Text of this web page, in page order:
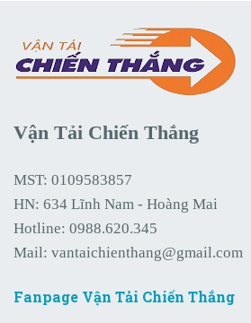
Vận Tải Chiến Thắng
MST: 0109583857
HN: 634 Lĩnh Nam - Hoàng Mai
Hotline: 0988.620.345
Mail: vantaichienthang@gmail.com
Fanpage Vận Tải Chiến Thắng